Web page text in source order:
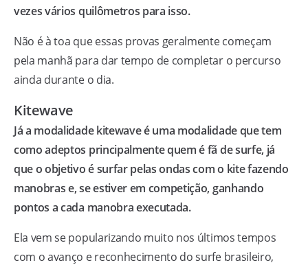
vezes vários quilômetros para isso.
Não é à toa que essas provas geralmente começam
pela manhã para dar tempo de completar o percurso
ainda durante o dia.
Kitewave
Já a modalidade kitewave é uma modalidade que tem
como adeptos principalmente quem é fã de surfe, já
que o objetivo é surfar pelas ondas com o kite fazendo
manobras e, se estiver em competição, ganhando
pontos a cada manobra executada.
Ela vem se popularizando muito nos últimos tempos
com o avanço e reconhecimento do surfe brasileiro,